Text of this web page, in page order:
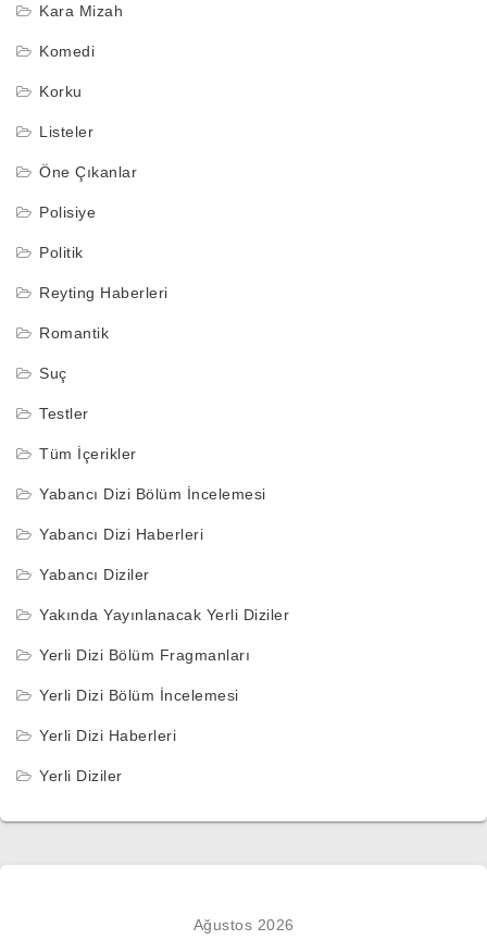
Kara Mizah
Komedi
Korku
Listeler
Öne Çıkanlar
Polisiye
Politik
Reyting Haberleri
Romantik
Suç
Testler
Tüm İçerikler
Yabancı Dizi Bölüm İncelemesi
Yabancı Dizi Haberleri
Yabancı Diziler
Yakında Yayınlanacak Yerli Diziler
Yerli Dizi Bölüm Fragmanları
Yerli Dizi Bölüm İncelemesi
Yerli Dizi Haberleri
Yerli Diziler
Ağustos 2026